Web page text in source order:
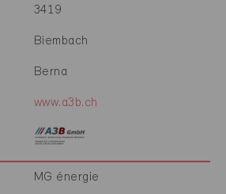
3419
Biembach
Berna
www.a3b.ch
MG énergie